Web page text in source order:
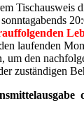
laufenden
den
zuständigen